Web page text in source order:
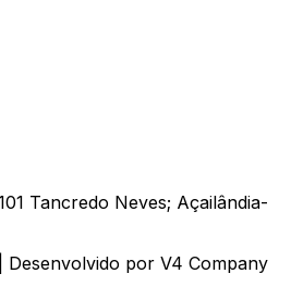
Tancredo Neves; Açailândia-
por V4 Company